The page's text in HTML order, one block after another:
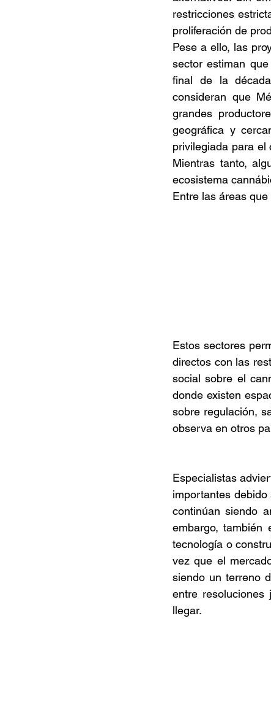
restricciones
proliferación de
Pese a ello, las
sector estiman
final de la
consideran que
grandes
geográfica y
privilegiada para el
Mientras tanto,
ecosistema
Entre las áreas
Estos sectores
directos con las
social sobre el
donde existen
sobre regulación,
observa en otros
Especialistas
importantes
continúan siendo
embargo, también
tecnología o
vez que el
siendo un terreno
entre
llegar.